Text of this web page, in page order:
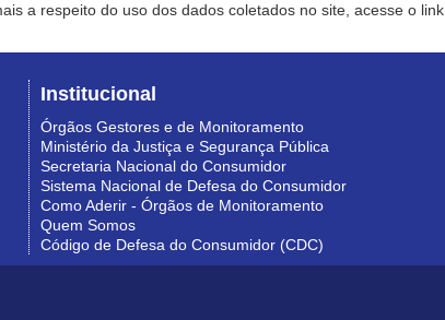
a respeito do uso dos dados coletados no site, acesse o link
Institucional
Órgãos Gestores e de Monitoramento
Ministério da Justiça e Segurança Pública
Secretaria Nacional do Consumidor
Sistema Nacional de Defesa do Consumidor
Como Aderir - Órgãos de Monitoramento
Quem Somos
Código de Defesa do Consumidor (CDC)